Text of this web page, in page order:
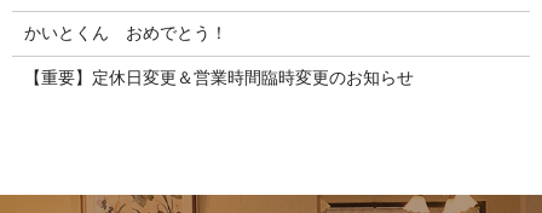
かいとくん おめでとう！
【重要】定休日変更＆営業時間臨時変更のお知らせ